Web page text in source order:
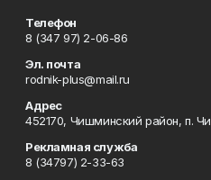
Телефон
8 (347 97) 2-06-86
Эл. почта
rodnik-plus@mail.ru
Адрес
452170, Чишминский район, п.
Рекламная служба
8 (34797) 2-33-63